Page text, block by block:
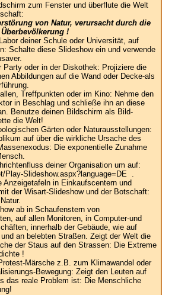
zum Fenster und überflute die Welt
von Natur, verursacht durch die
!
deiner Schule oder Universität, auf
Schalte diese Slideshow ein und verwende
Party oder in der Diskothek: Projiziere die
Abbildungen auf die Wand oder Decke-als
Treffpunkten oder im Kino: Nehme den
in Beschlag und schließe ihn an diese
Benutze deinen Bildschirm als Bild-
die Welt!
Gärten oder Naturausstellungen:
auf über die wirkliche Ursache des
Die exponentielle Zunahme
deiner Organisation um auf:
Play-Slideshow.aspx?language=DE .
Anzeigetafeln in Einkaufscentern und
der Wisart-Slideshow und der Botschaft:
ab in Schaufenstern von
auf allen Monitoren, in Computer-und
innerhalb der Gebäude, wie auf
an belebten Straßen. Zeigt der Welt die
der Staus auf den Strassen: Die Extreme
!
Märsche z.B. zum Klimawandel oder
Bewegung: Zeigt den Leuten auf
das reale Problem ist: Die Menschliche